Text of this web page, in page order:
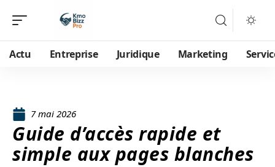
Actu Entreprise Juridique Marketing
7 mai 2026
Guide d’accès rapide et
simple aux pages blanches